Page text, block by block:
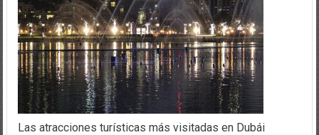
reducir
los
niveles
de
calvicie
por
accidente
Las atracciones turísticas más visitadas en Dubái